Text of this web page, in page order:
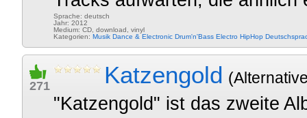
Sprache: deutsch
Jahr: 2012
Medium: CD, download, vinyl
Kategorien: Musik Dance & Electronic Drum'n'Bass Electro HipHop
271 Katzengold
"Katzengold" ist das zweite